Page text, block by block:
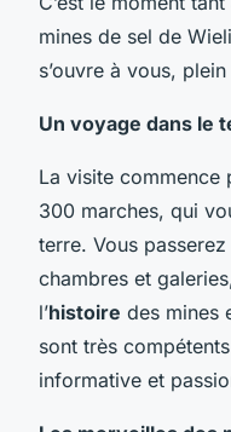
mines de sel de
s’ouvre à vous,
Un voyage dans le
La visite commence
300 marches, qui
terre. Vous
chambres et
l’histoire des mines
sont très
informative et